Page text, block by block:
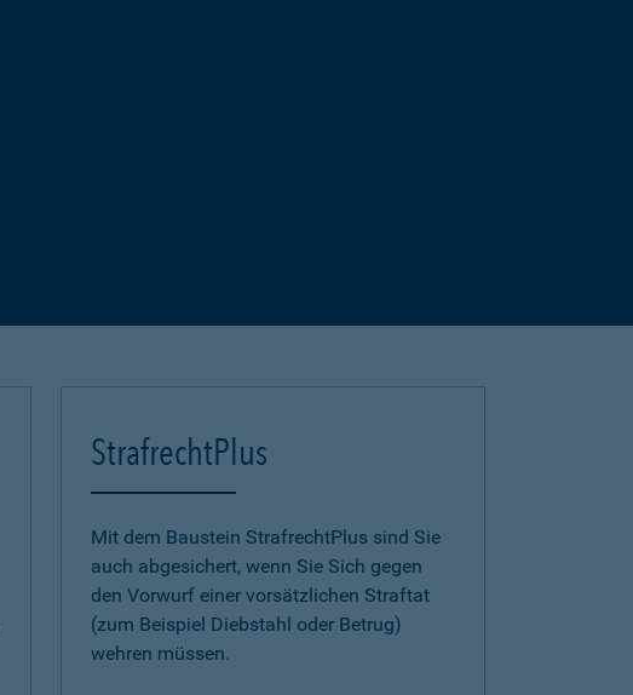
StrafrechtPlus
Mit dem Baustein StrafrechtPlus sind Sie
auch abgesichert, wenn Sie Sich gegen
den Vorwurf einer vorsätzlichen Straftat
(zum Beispiel Diebstahl oder Betrug)
wehren müssen.